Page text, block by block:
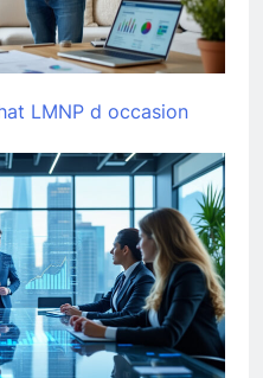
LMNP d occasion